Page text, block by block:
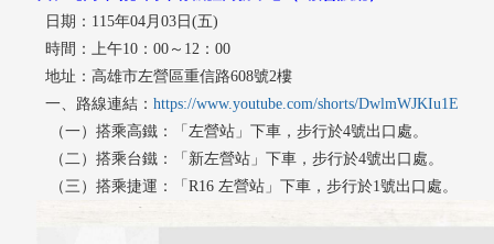
日期： 115年04月03日(五)
時間：上午10：00～12：00
地址：高雄市左營區重信路608號2樓
一、路線連結： https://www.youtube.com/shorts/DwlmWJKIu1E
（一）搭乘高鐵：「左營站」下車，步行於4號出口處。
（二）搭乘台鐵：「新左營站」下車，步行於4號出口處。
（三）搭乘捷運：「R16 左營站」下車，步行於1號出口處。